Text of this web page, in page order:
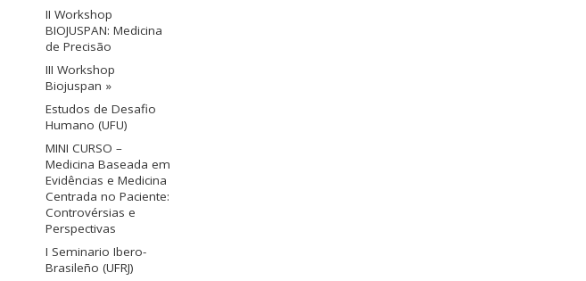
II Workshop
BIOJUSPAN: Medicina
de Precisão
III Workshop
Biojuspan »
Estudos de Desafio
Humano (UFU)
MINI CURSO –
Medicina Baseada em
Evidências e Medicina
Centrada no Paciente:
Controvérsias e
Perspectivas
I Seminario Ibero-
Brasileño (UFRJ)